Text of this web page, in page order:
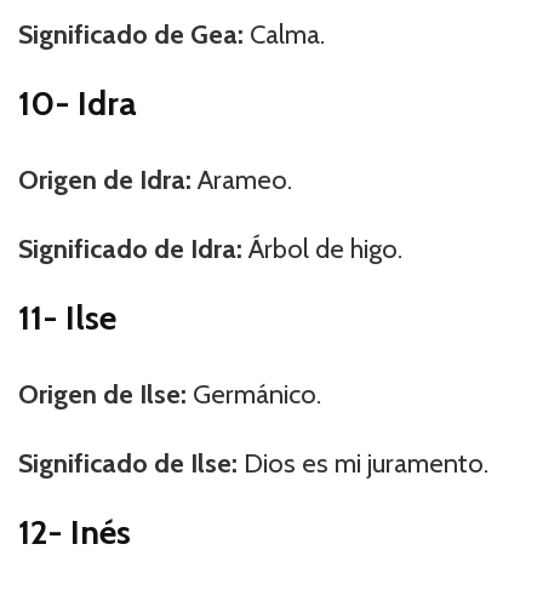
Significado de Gea: Calma.
10- Idra
Origen de Idra:Arameo.
Significado de Idra:Árbol de higo.
11- Ilse
Origen de Ilse: Germánico.
Significado de Ilse: Dios es mi juramento.
12- Inés